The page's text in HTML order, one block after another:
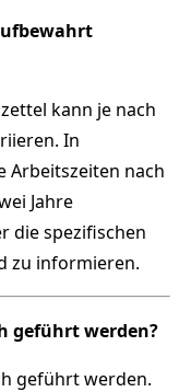
kann je nach
In
Arbeitszeiten nach
Jahre
die spezifischen
zu informieren.
geführt werden?
geführt werden.